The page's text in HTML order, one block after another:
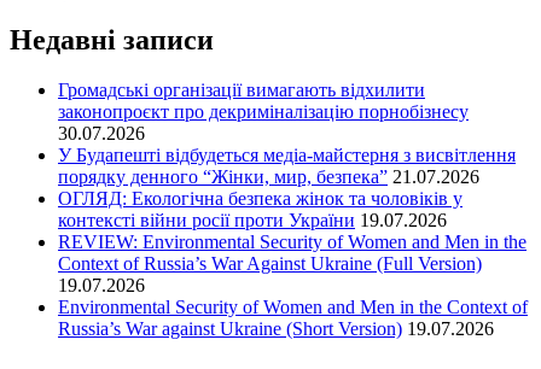
Недавні записи
Громадські організації вимагають відхилити
законопроєкт про декриміналізацію порнобізнесу
30.07.2026
У Будапешті відбудеться медіа-майстерня з висвітлення
порядку денного “Жінки, мир, безпека” 21.07.2026
ОГЛЯД: Екологічна безпека жінок та чоловіків у
контексті війни росії проти України 19.07.2026
REVIEW: Environmental Security of Women and Men in the
Context of Russia’s War Against Ukraine (Full Version)
19.07.2026
Environmental Security of Women and Men in the Context of
Russia’s War against Ukraine (Short Version) 19.07.2026